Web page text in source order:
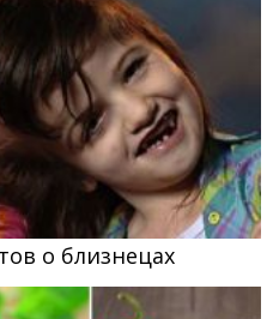
о близнецах